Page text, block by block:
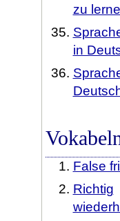
zu
in
False
Richtig